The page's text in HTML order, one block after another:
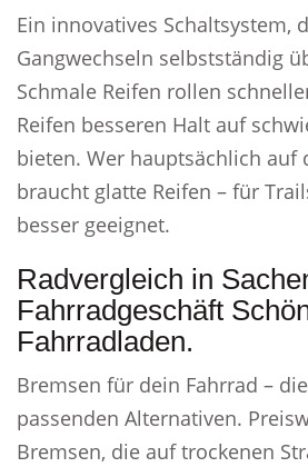
Ein innovatives Schaltsystem,
Gangwechseln selbstständig
Schmale Reifen rollen
Reifen besseren Halt auf
bieten. Wer hauptsächlich auf
braucht glatte Reifen – für
besser geeignet.
Radvergleich in
Fahrradgeschäft
Fahrradladen.
Bremsen für dein Fahrrad –
passenden Alternativen.
Bremsen, die auf trockenen